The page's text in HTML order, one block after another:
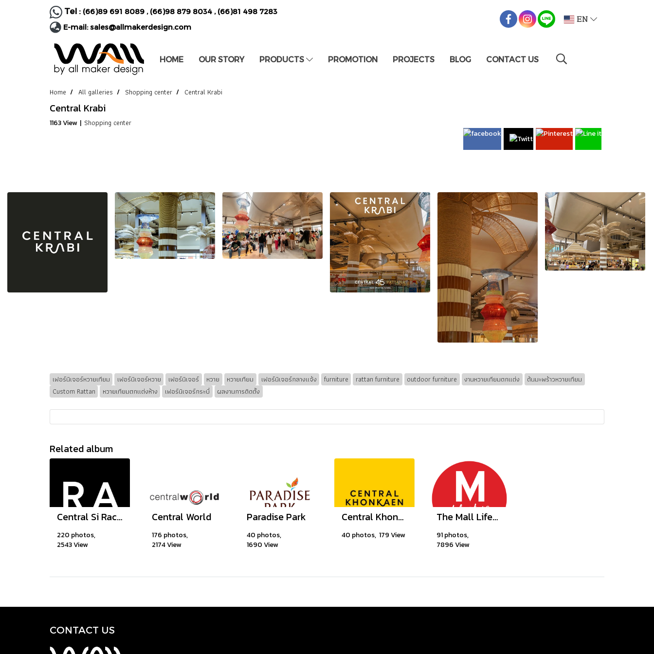
Tel : (66)89 691 8089 , (66)98 879 8034 , (66)81 498 7283
E-mail:sales@allmakerdesign.com
EN
HOME OUR STORY PRODUCTS PROMOTION PROJECTS BLOG CONTACT US
Home All galleries Shopping center Central Krabi
Central Krabi
1163 View | Shopping center
เฟอร์นิเจอร์หวายเทียม เฟอร์นิเจอร์หวาย เฟอร์นิเจอร์ หวาย หวายเทียม เฟอร์นิเจอร์กลางแจ้ง furniture rattan furniture outdoor furniture งานหวายเทียมตกแต่ง
ต้นมะพร้าวหวายเทียม
Custom Rattan
หวายเทียมตกแต่งห้าง เฟอร์นิเจอร์กระบี่ ผลงานการติดตั้ง
Related album
Central Si Racha
220 photos,
2543 View
Central World
176 photos,
2174 View
Paradise Park
40 photos,
1690 View
Central Khonkaen Campus
40 photos, 179 View
The Mall Lifestore Ngamwongwan
91 photos,
7896 View
CONTACT US